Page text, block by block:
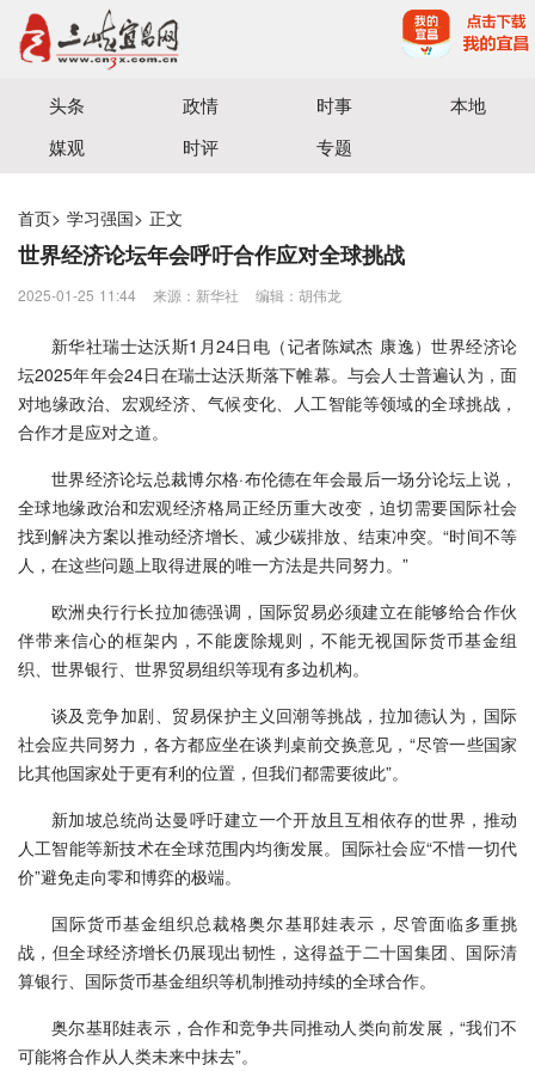
宜昌三峡融媒体中心主办
头条 政情 时事
本地
媒观
时评 专题
首页> 学习强国> 正文
世界经济论坛年会呼吁合作应对全球挑战
2025-01-25 11:44 来源：​新华社 编辑：胡伟龙
新华社瑞士达沃斯1月24日电（记者陈斌杰 康逸）世界经济论
坛2025年年会24日在瑞士达沃斯落下帷幕。与会人士普遍认为，面
对地缘政治、宏观经济、气候变化、人工智能等领域的全球挑战，
合作才是应对之道。
世界经济论坛总裁博尔格·布伦德在年会最后一场分论坛上说，
全球地缘政治和宏观经济格局正经历重大改变，迫切需要国际社会
找到解决方案以推动经济增长、减少碳排放、结束冲突。“时间不等
人，在这些问题上取得进展的唯一方法是共同努力。”
欧洲央行行长拉加德强调，国际贸易必须建立在能够给合作伙
伴带来信心的框架内，不能废除规则，不能无视国际货币基金组
织、世界银行、世界贸易组织等现有多边机构。
谈及竞争加剧、贸易保护主义回潮等挑战，拉加德认为，国际
社会应共同努力，各方都应坐在谈判桌前交换意见，“尽管一些国家
比其他国家处于更有利的位置，但我们都需要彼此”。
新加坡总统尚达曼呼吁建立一个开放且互相依存的世界，推动
人工智能等新技术在全球范围内均衡发展。国际社会应“不惜一切代
价”避免走向零和博弈的极端。
国际货币基金组织总裁格奥尔基耶娃表示，尽管面临多重挑
战，但全球经济增长仍展现出韧性，这得益于二十国集团、国际清
算银行、国际货币基金组织等机制推动持续的全球合作。
奥尔基耶娃表示，合作和竞争共同推动人类向前发展，“我们不
可能将合作从人类未来中抹去”。